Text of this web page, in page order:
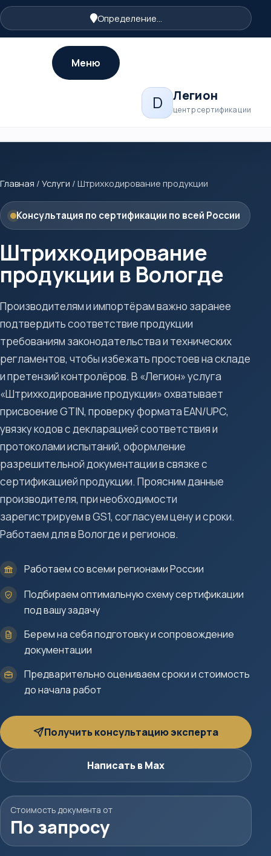
Определение...
D Легион
центр сертификации
Меню
Главная / Услуги / Штрихкодирование продукции
Консультация по сертификации по всей России
Штрихкодирование
продукции в Вологде
Производителям и импортёрам важно заранее
подтвердить соответствие продукции
требованиям законодательства и технических
регламентов, чтобы избежать простоев на складе
и претензий контролёров. В «Легион» услуга
«Штрихкодирование продукции» охватывает
присвоение GTIN, проверку формата EAN/UPC,
увязку кодов с декларацией соответствия и
протоколами испытаний, оформление
разрешительной документации в связке с
сертификацией продукции. Проясним данные
производителя, при необходимости
зарегистрируем в GS1, согласуем цену и сроки.
Работаем для в Вологде и регионов.
Работаем со всеми регионами России
Подбираем оптимальную схему сертификации
под вашу задачу
Берем на себя подготовку и сопровождение
документации
Предварительно оцениваем сроки и стоимость
до начала работ
Получить консультацию эксперта
Написать в Max
Стоимость документа от
По запросу